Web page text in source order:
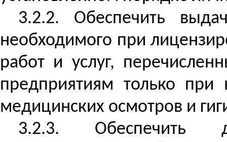
3.2.2. Обеспечить
необходимого при
работ и услуг,
предприятиям только
медицинских осмотров и
3.2.3. Обеспечить